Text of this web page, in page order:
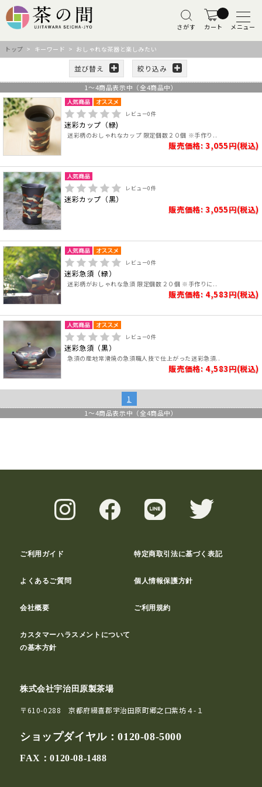
さがす カート メニュー
トップ > キーワード > おしゃれな茶器と楽しみたい
並び替え 絞り込み
1 ～4商品表示中（全4商品中）
レビュー0件
迷彩カップ（緑)
迷彩柄のおしゃれなカップ 限定個数２０個 ※手作り..
販売価格: 3,055円(税込)
レビュー0件
迷彩カップ（黒）
販売価格: 3,055円(税込)
レビュー0件
迷彩急須（緑）
迷彩柄がおしゃれな急須 限定個数２０個 ※手作りに..
販売価格: 4,583円(税込)
レビュー0件
迷彩急須（黒）
急須の産地常滑焼の急須職人技で仕上がった迷彩急須..
販売価格: 4,583円(税込)
1
1 ～4商品表示中（全4商品中）
ご利用ガイド 特定商取引法に基づく表記
よくあるご質問 個人情報保護方針
会社概要 ご利用規約
カスタマーハラスメントについて
の基本方針
株式会社宇治田原製茶場
〒610-0288 京都府綴喜郡宇治田原町郷之口紫坊４-１
ショップダイヤル：0120-08-5000
FAX：0120-08-1488